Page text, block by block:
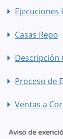
Ejecuciones
Casas Repo
Descripción
Proceso de
Ventas a